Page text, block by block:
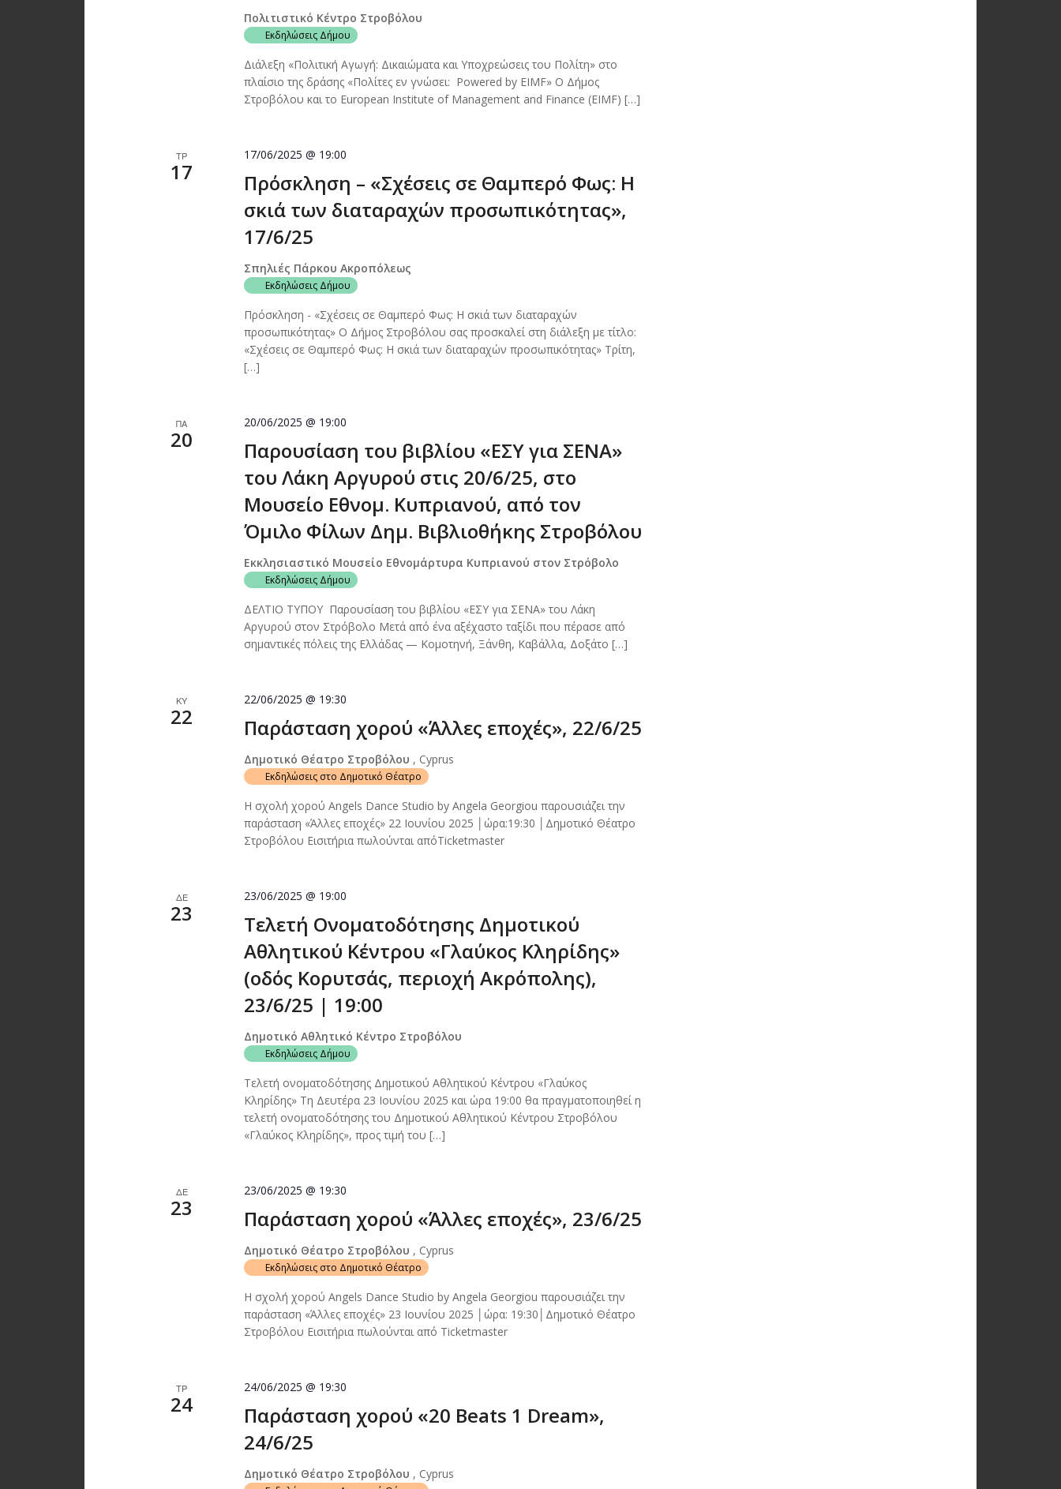
Πολιτιστικό Κέντρο Στροβόλου
Εκδηλώσεις Δήμου
Διάλεξη «Πολιτική Αγωγή: Δικαιώματα και Υποχρεώσεις του Πολίτη» στο
πλαίσιο της δράσης «Πολίτες εν γνώσει: Powered by EIMF» Ο Δήμος
Στροβόλου και το European Institute of Management and Finance (EIMF) […]
ΤΡ
17
Πρόσκληση – «Σχέσεις σε Θαμπερό Φως: Η
σκιά των διαταραχών προσωπικότητας»,
17/6/25
17/06/2025 @ 19:00
Σπηλιές Πάρκου Ακροπόλεως
Εκδηλώσεις Δήμου
Πρόσκληση - «Σχέσεις σε Θαμπερό Φως: Η σκιά των διαταραχών
προσωπικότητας» Ο Δήμος Στροβόλου σας προσκαλεί στη διάλεξη με τίτλο:
«Σχέσεις σε Θαμπερό Φως: Η σκιά των διαταραχών προσωπικότητας» Τρίτη,
[…]
ΠΑ
20
Παρουσίαση του βιβλίου «ΕΣΥ για ΣΕΝΑ»
του Λάκη Αργυρού στις 20/6/25, στο
Μουσείο Εθνομ. Κυπριανού, από τον
Όμιλο Φίλων Δημ. Βιβλιοθήκης Στροβόλου
20/06/2025 @ 19:00
Εκκλησιαστικό Μουσείο Εθνομάρτυρα Κυπριανού στον Στρόβολο
Εκδηλώσεις Δήμου
ΔΕΛΤΙΟ ΤΥΠΟΥ Παρουσίαση του βιβλίου «ΕΣΥ για ΣΕΝΑ» του Λάκη
Αργυρού στον Στρόβολο Μετά από ένα αξέχαστο ταξίδι που πέρασε από
σημαντικές πόλεις της Ελλάδας — Κομοτηνή, Ξάνθη, Καβάλλα, Δοξάτο […]
ΚΥ
22 Παράσταση χορού «Άλλες εποχές», 22/6/25
22/06/2025 @ 19:30
Δημοτικό Θέατρο Στροβόλου , Cyprus
Εκδηλώσεις στο Δημοτικό Θέατρο
Η σχολή χορού Angels Dance Studio by Angela Georgiou παρουσιάζει την
παράσταση «Άλλες εποχές» 22 Ιουνίου 2025 │ώρα:19:30 │Δημοτικό Θέατρο
Στροβόλου Εισιτήρια πωλούνται απόTicketmaster
ΔΕ
23
Τελετή Ονοματοδότησης Δημοτικού
Αθλητικού Κέντρου «Γλαύκος Κληρίδης»
(οδός Κορυτσάς, περιοχή Ακρόπολης),
23/6/25 | 19:00
23/06/2025 @ 19:00
Δημοτικό Αθλητικό Κέντρο Στροβόλου
Εκδηλώσεις Δήμου
Τελετή ονοματοδότησης Δημοτικού Αθλητικού Κέντρου «Γλαύκος
Κληρίδης» Τη Δευτέρα 23 Ιουνίου 2025 και ώρα 19:00 θα πραγματοποιηθεί η
τελετή ονοματοδότησης του Δημοτικού Αθλητικού Κέντρου Στροβόλου
«Γλαύκος Κληρίδης», προς τιμή του […]
ΔΕ
23 Παράσταση χορού «Άλλες εποχές», 23/6/25
23/06/2025 @ 19:30
Δημοτικό Θέατρο Στροβόλου , Cyprus
Εκδηλώσεις στο Δημοτικό Θέατρο
Η σχολή χορού Angels Dance Studio by Angela Georgiou παρουσιάζει την
παράσταση «Άλλες εποχές» 23 Ιουνίου 2025 │ώρα: 19:30│Δημοτικό Θέατρο
Στροβόλου Εισιτήρια πωλούνται από Ticketmaster
ΤΡ
24
Παράσταση χορού «20 Beats 1 Dream»,
24/6/25
24/06/2025 @ 19:30
Δημοτικό Θέατρο Στροβόλου , Cyprus